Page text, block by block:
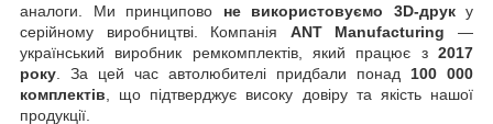
аналоги. Ми принципово не використовуємо 3D-друку
серійному виробництві. Компанія ANT Manufacturing —
український виробник ремкомплектів, який працює з 2017
року . За цей час автолюбителі придбали понад 100 000
комплектів , що підтверджує високу довіру та якість нашої
продукції.